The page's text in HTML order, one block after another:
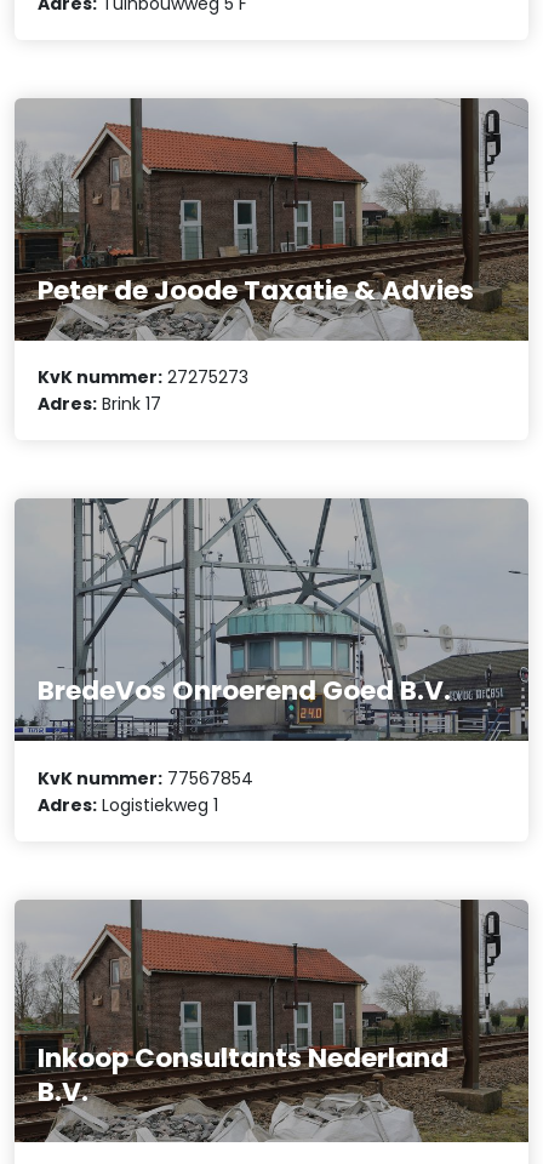
Peter de Joode Taxatie & Advies
KvK nummer: 27275273
Adres: Brink 17
BredeVos Onroerend Goed B.V.
KvK nummer: 77567854
Adres: Logistiekweg 1
Inkoop Consultants Nederland
B.V.